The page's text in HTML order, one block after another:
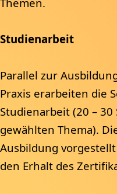
Studienarbeit
Parallel zur
Praxis erarbeiten die
Studienarbeit (20 –
gewählten Thema).
Ausbildung
den Erhalt des